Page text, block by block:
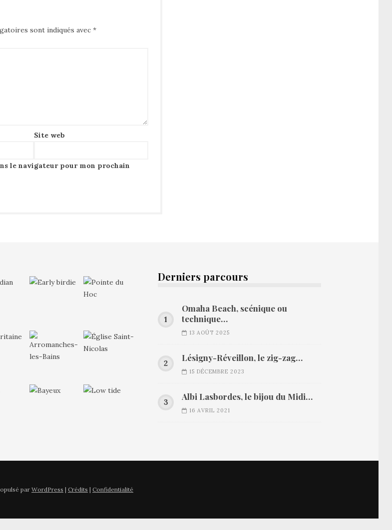
sont indiqués avec *
Site web
le navigateur pour mon prochain
Derniers parcours
Omaha Beach, scénique ou
technique…
13 AOÛT 2025
Lésigny-Réveillon, le zig-zag…
15 DÉCEMBRE 2023
Albi Lasbordes, le bijou du Midi…
16 AVRIL 2021
par WordPress | Crédits | Confidentialité